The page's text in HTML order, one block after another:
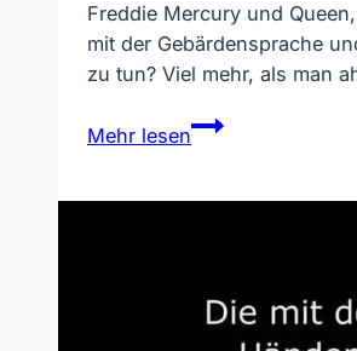
Freddie Mercury und
mit der Gebärdensprache
zu tun? Viel mehr, als man
Mehr lesen
Freddie
Mercury